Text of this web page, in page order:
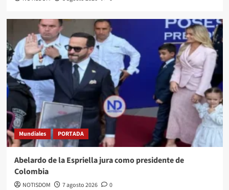
Mundiales PORTADA
Abelardo de la Espriella jura como presidente de
Colombia
NOTISDOM 7 agosto 2026 0